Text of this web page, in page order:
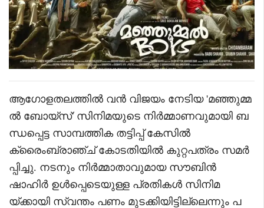
ആഗോളതലത്തിൽ വൻ വിജയം നേടിയ 'മഞ്ഞുമ്മ
ൽ ബോയ്‌സ്' സിനിമയുടെ നിർമ്മാണവുമായി ബ
ന്ധപ്പെട്ട സാമ്പത്തിക തട്ടിപ്പ് കേസിൽ
ക്രൈംബ്രാഞ്ച് കോടതിയിൽ കുറ്റപത്രം സമർ
പ്പിച്ചു. നടനും നിർമ്മാതാവുമായ സൗബിൻ
ഷാഹിർ ഉൾപ്പെടെയുള്ള പ്രതികൾ സിനിമ
യ്ക്കായി സ്വന്തം പണം മുടക്കിയിട്ടില്ലെന്നും പ